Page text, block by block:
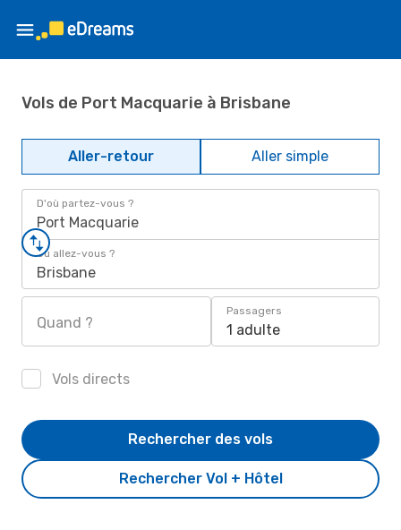
Vols de Port Macquarie à Brisbane
Aller-retour Aller simple
D'où partez-vous ?
Port Macquarie
Où allez-vous ?
Brisbane
Quand ?
Passagers
1 adulte
Vols directs
Rechercher Vol + Hôtel
Rechercher des vols